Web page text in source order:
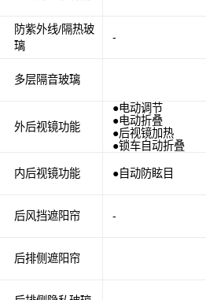
防紫外线/隔热玻
璃
多层隔音玻璃
外后视镜功能
内后视镜功能
后风挡遮阳帘
后排侧遮阳帘
-
●电动调节
●电动折叠
●后视镜加热
●锁车自动折叠
●自动防眩目
-